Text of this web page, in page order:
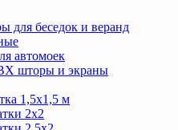
для беседок и веранд
автомоек
шторы и экраны
1,5х1,5 м
2х2